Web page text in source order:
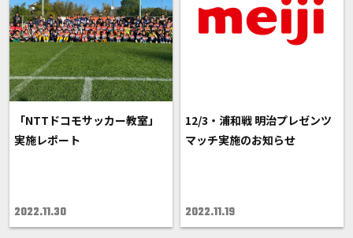
「NTTドコモサッカー教室」
実施レポート
2022.11.30
12/3・浦和戦 明治プレゼンツ
マッチ実施のお知らせ
2022.11.19